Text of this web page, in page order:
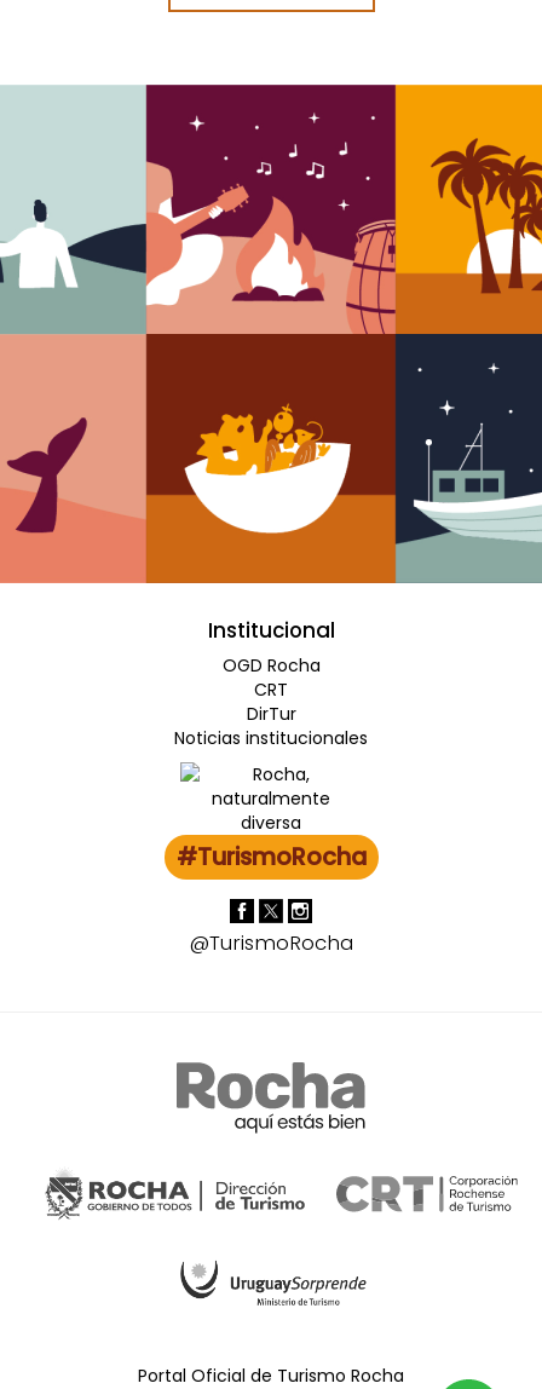
Institucional
OGD Rocha
CRT
DirTur
Noticias institucionales
#TurismoRocha
@TurismoRocha
Portal Oficial de Turismo Rocha